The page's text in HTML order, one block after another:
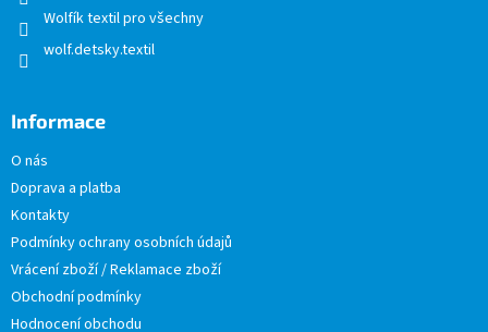
Wolfík textil pro všechny
wolf.detsky.textil
Informace
O nás
Doprava a platba
Kontakty
Podmínky ochrany osobních údajů
Vrácení zboží / Reklamace zboží
Obchodní podmínky
Hodnocení obchodu